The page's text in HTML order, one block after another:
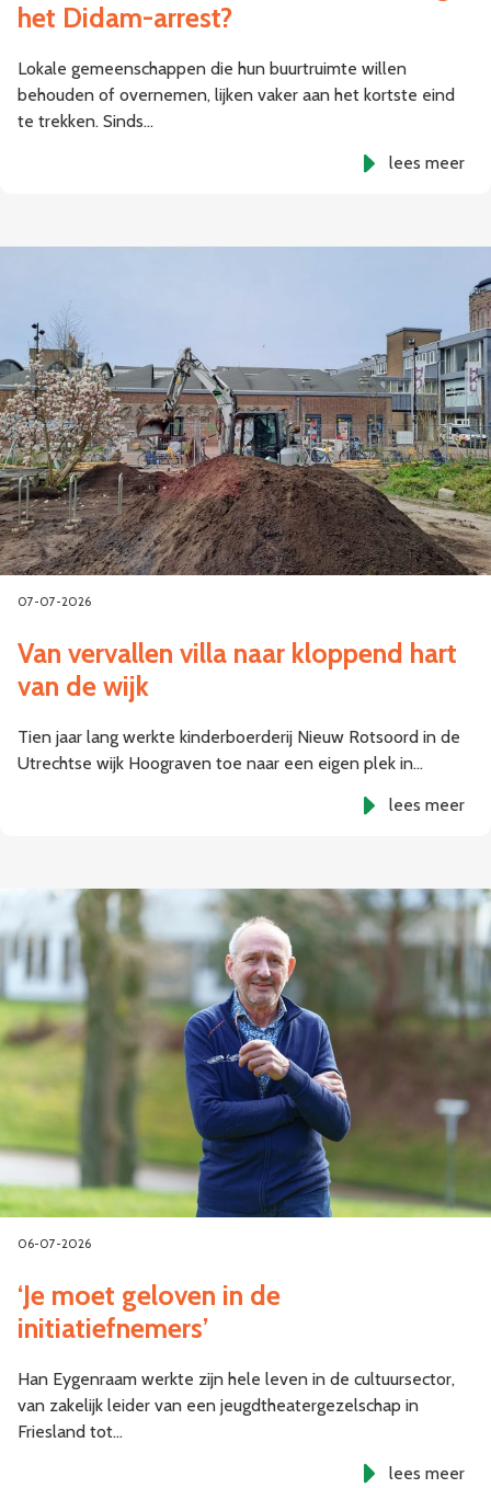
het Didam-arrest?
Lokale gemeenschappen die hun buurtruimte willen
behouden of overnemen, lijken vaker aan het kortste eind
te trekken. Sinds…
lees meer
07-07-2026
Van vervallen villa naar kloppend hart
van de wijk
Tien jaar lang werkte kinderboerderij Nieuw Rotsoord in de
Utrechtse wijk Hoograven toe naar een eigen plek in…
lees meer
06-07-2026
‘Je moet geloven in de
initiatiefnemers’
Han Eygenraam werkte zijn hele leven in de cultuursector,
van zakelijk leider van een jeugdtheatergezelschap in
Friesland tot…
lees meer